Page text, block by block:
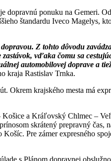
ponuku na Gemeri.
štandardu Iveco Magelys,
Z tohto dôvodu
vďaka čomu sa
automobilovej doprave a
kraja Rastislav Trnka.
Okrem krajského mesta má
a Kráľovský Chlmec –
skrátený prepravný čas,
Pre zámer expresného
s Plánom dopravnej